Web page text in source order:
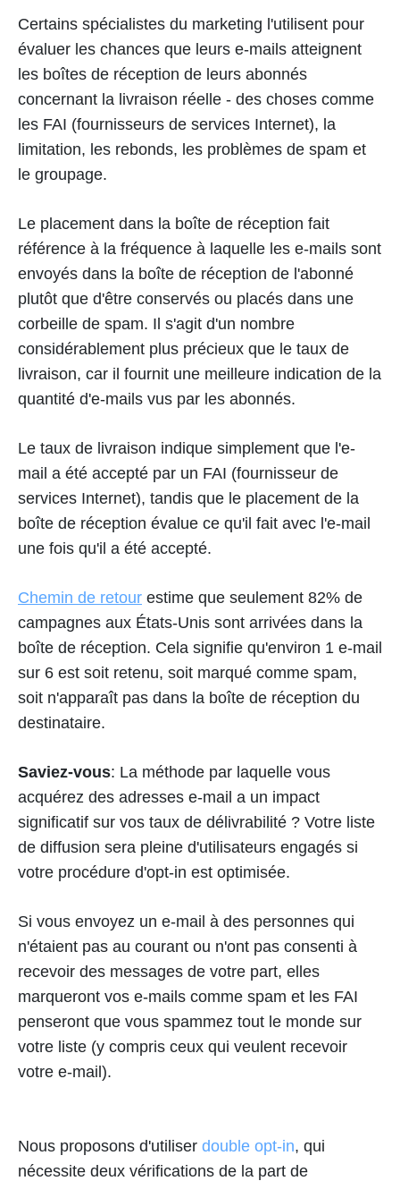
Certains spécialistes du marketing l'utilisent pour
évaluer les chances que leurs e-mails atteignent
les boîtes de réception de leurs abonnés
concernant la livraison réelle - des choses comme
les FAI (fournisseurs de services Internet), la
limitation, les rebonds, les problèmes de spam et
le groupage.
Le placement dans la boîte de réception fait
référence à la fréquence à laquelle les e-mails sont
envoyés dans la boîte de réception de l'abonné
plutôt que d'être conservés ou placés dans une
corbeille de spam. Il s'agit d'un nombre
considérablement plus précieux que le taux de
livraison, car il fournit une meilleure indication de la
quantité d'e-mails vus par les abonnés.
Le taux de livraison indique simplement que l'e-
mail a été accepté par un FAI (fournisseur de
services Internet), tandis que le placement de la
boîte de réception évalue ce qu'il fait avec l'e-mail
une fois qu'il a été accepté.
Chemin de retour estime que seulement 82% de
campagnes aux États-Unis sont arrivées dans la
boîte de réception. Cela signifie qu'environ 1 e-mail
sur 6 est soit retenu, soit marqué comme spam,
soit n'apparaît pas dans la boîte de réception du
destinataire.
Saviez-vous: La méthode par laquelle vous
acquérez des adresses e-mail a un impact
significatif sur vos taux de délivrabilité ? Votre liste
de diffusion sera pleine d'utilisateurs engagés si
votre procédure d'opt-in est optimisée.
Si vous envoyez un e-mail à des personnes qui
n'étaient pas au courant ou n'ont pas consenti à
recevoir des messages de votre part, elles
marqueront vos e-mails comme spam et les FAI
penseront que vous spammez tout le monde sur
votre liste (y compris ceux qui veulent recevoir
votre e-mail).
Nous proposons d'utiliser double opt-in, qui
nécessite deux vérifications de la part de